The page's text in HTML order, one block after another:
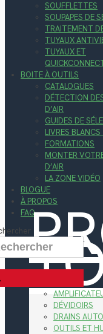
SOUFFLETTES
SOUPAPES DE
TRAITEMENT
TUYAUX
TUYAUX ET
BOITE À OUTILS
CATALOGUES
DÉTECTION
D’AIR
GUIDES DE
LIVRES
FORMATIONS
MONTER
D’AIR
LA ZONE VIDÉO
BLOGUE
À PROPOS
FAQ
DÉVIDOIRS
DRAINS
OUTILS ET